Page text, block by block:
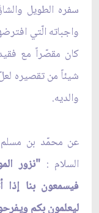
سفره الطويل
واجباته الّتي
كان مقصّراً مع
شيئاً من تقصيره
والديه.
عن محمّد بن مسلم
السلام : "نزور
فيسمعون بنا إذا
ليعلمون بكم